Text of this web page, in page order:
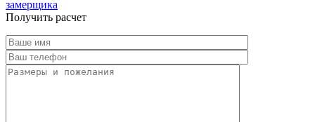
замерщика
Получить расчет